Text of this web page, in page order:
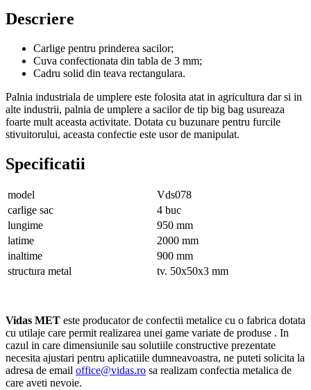
Descriere
Carlige pentru prinderea sacilor;
Cuva confectionata din tabla de 3 mm;
Cadru solid din teava rectangulara.
Palnia industriala de umplere este folosita atat in agricultura dar si in
alte industrii, palnia de umplere a sacilor de tip big bag usureaza
foarte mult aceasta activitate. Dotata cu buzunare pentru furcile
stivuitorului, aceasta confectie este usor de manipulat.
Specificatii
model
Vds078
carlige sac
4 buc
lungime
950 mm
latime
2000 mm
inaltime
900 mm
structura metal
tv. 50x50x3 mm
Vidas MET este producator de confectii metalice cu o fabrica dotata
cu utilaje care permit realizarea unei game variate de produse . In
cazul in care dimensiunile sau solutiile constructive prezentate
necesita ajustari pentru aplicatiile dumneavoastra, ne puteti solicita la
adresa de email office@vidas.ro sa realizam confectia metalica de
care aveti nevoie.